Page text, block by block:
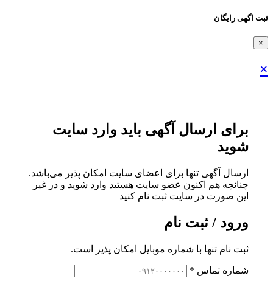
ثبت اگهی رایگان
×
×
برای ارسال آگهی باید وارد سایت
شوید
ارسال آگهی تنها برای اعضای سایت امکان پذیر می‌باشد.
چنانچه هم‌ اکنون عضو سایت هستید وارد شوید و در غیر
این صورت در سایت ثبت نام کنید
ورود / ثبت نام
ثبت نام تنها با شماره موبایل امکان پذیر است.
شماره تماس *